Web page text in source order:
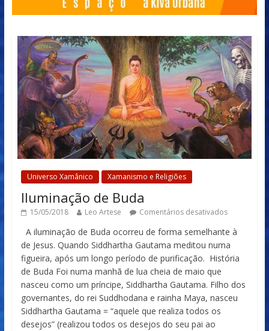
Universo Xamânico Xamanismo e Religiões
Iluminação de Buda
15/05/2018 Leo Artese Comentários desativados
A iluminação de Buda ocorreu de forma semelhante à
de Jesus. Quando Siddhartha Gautama meditou numa
figueira, após um longo período de purificação. História
de Buda Foi numa manhã de lua cheia de maio que
nasceu como um príncipe, Siddhartha Gautama. Filho dos
governantes, do rei Suddhodana e rainha Maya, nasceu
Siddhartha Gautama = “aquele que realiza todos os
desejos” (realizou todos os desejos do seu pai ao